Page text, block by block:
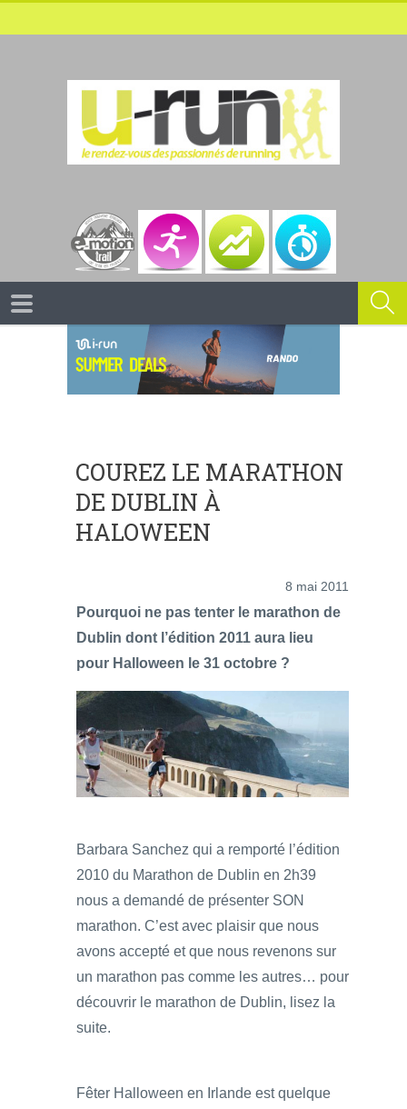
COUREZ LE MARATHON
DE DUBLIN À
HALOWEEN
8 mai 2011
Pourquoi ne pas tenter le marathon de
Dublin dont l’édition 2011 aura lieu
pour Halloween le 31 octobre ?
Barbara Sanchez qui a remporté l’édition
2010 du Marathon de Dublin en 2h39
nous a demandé de présenter SON
marathon. C’est avec plaisir que nous
avons accepté et que nous revenons sur
un marathon pas comme les autres… pour
découvrir le marathon de Dublin, lisez la
suite.
Fêter Halloween en Irlande est quelque